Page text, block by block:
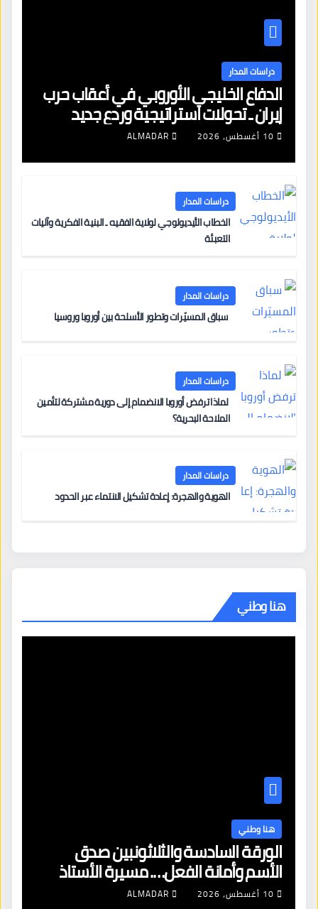
دراسات المدار
الدفاع الخليجي الأوروبي في أعقاب حرب
إيران ـ تحولات استراتيجية وردع جديد
10 أغسطس، 2026 ALMADAR
دراسات المدار
الخطاب الأيديولوجي لولاية الفقيه ـ البنية الفكرية وآليات
التعبئة
دراسات المدار
سباق المسيّرات وتطور الأسلحة بين أوروبا وروسيا
دراسات المدار
لماذا ترفض أوروبا الانضمام إلى دورية مشتركة لتأمين
الملاحة البحرية؟
دراسات المدار
الهوية والهجرة: إعادة تشكيل الانتماء عبر الحدود
هنا وطني
هنا وطني
الورقة السادسة والثلاثونبين صدق
الأسم وأمانة الفعل…. مسيرة الأستاذ
صادق الأمين فى محراب العلم.
10 أغسطس، 2026 ALMADAR